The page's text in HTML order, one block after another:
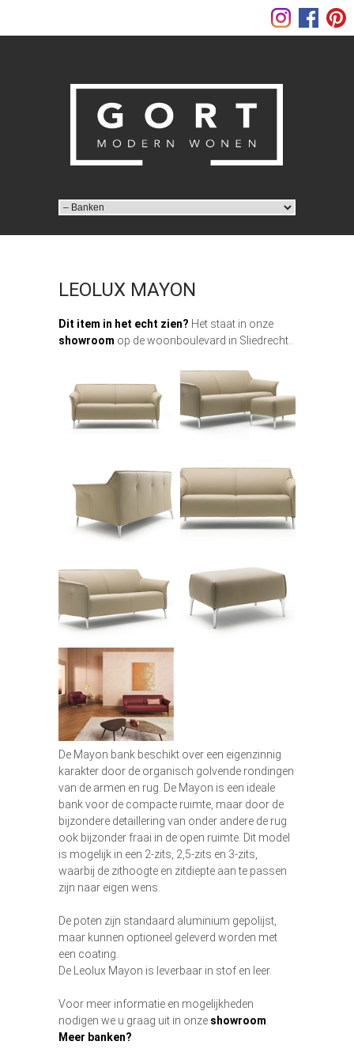
LEOLUX MAYON
Dit item in het echt zien? Het staat in onze
showroom op de woonboulevard in Sliedrecht..
De Mayon bank beschikt over een eigenzinnig
karakter door de organisch golvende rondingen
van de armen en rug. De Mayon is een ideale
bank voor de compacte ruimte, maar door de
bijzondere detaillering van onder andere de rug
ook bijzonder fraai in de open ruimte. Dit model
is mogelijk in een 2-zits, 2,5-zits en 3-zits,
waarbij de zithoogte en zitdiepte aan te passen
zijn naar eigen wens.
De poten zijn standaard aluminium gepolijst,
maar kunnen optioneel geleverd worden met
een coating.
De Leolux Mayon is leverbaar in stof en leer.
Voor meer informatie en mogelijkheden
nodigen we u graag uit in onze showroom
Meer banken?